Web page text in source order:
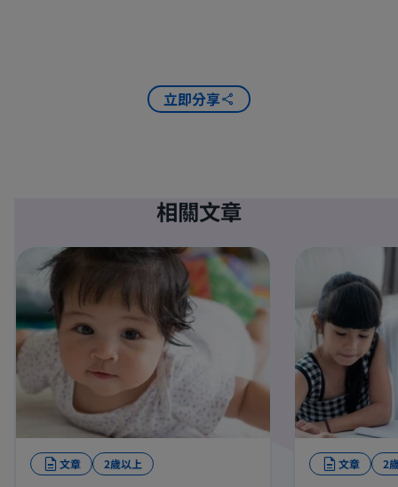
立即分享
相關文章
文章 2歲以上 文章 2